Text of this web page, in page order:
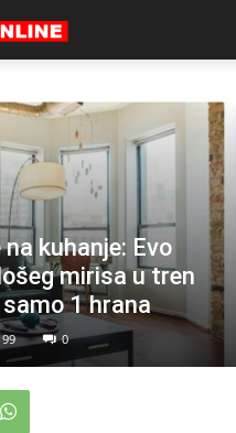
kuhanje: Evo
mirisa u tren
1 hrana
0